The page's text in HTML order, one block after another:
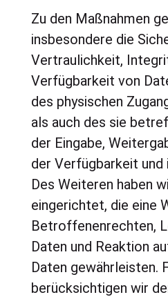
Zu den Maßnahmen
insbesondere die
Vertraulichkeit,
Verfügbarkeit von
des physischen
als auch des sie
der Eingabe,
der Verfügbarkeit und
Des Weiteren haben
eingerichtet, die eine
Betroffenenrechten,
Daten und Reaktion
Daten gewährleisten.
berücksichtigen wir